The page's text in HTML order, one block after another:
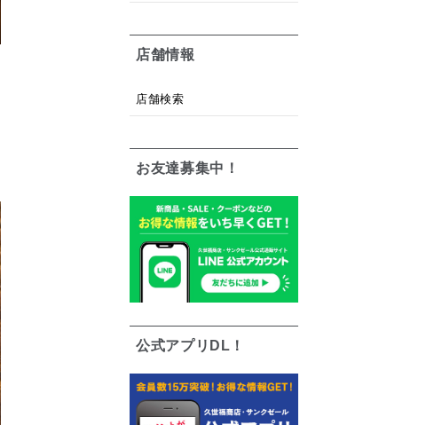
店舗情報
店舗検索
お友達募集中！
公式アプリDL！